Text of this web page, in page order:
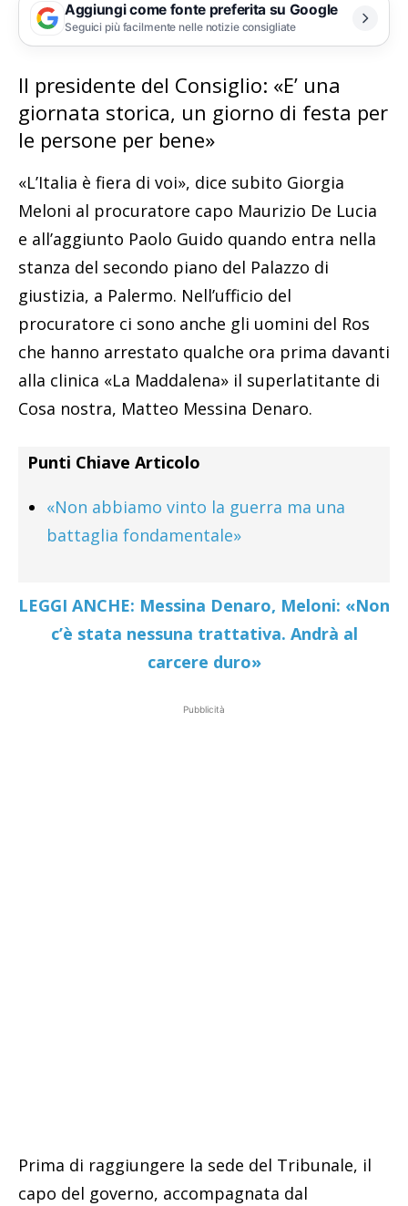
Aggiungi come fonte preferita su Google
Seguici più facilmente nelle notizie consigliate
Il presidente del Consiglio: «E’ una
giornata storica, un giorno di festa per
le persone per bene»
«L’Italia è fiera di voi», dice subito Giorgia
Meloni al procuratore capo Maurizio De Lucia
e all’aggiunto Paolo Guido quando entra nella
stanza del secondo piano del Palazzo di
giustizia, a Palermo. Nell’ufficio del
procuratore ci sono anche gli uomini del Ros
che hanno arrestato qualche ora prima davanti
alla clinica «La Maddalena» il superlatitante di
Cosa nostra, Matteo Messina Denaro.
Punti Chiave Articolo
«Non abbiamo vinto la guerra ma una
battaglia fondamentale»
LEGGI ANCHE: Messina Denaro, Meloni: «Non
c’è stata nessuna trattativa. Andrà al
carcere duro»
Pubblicità
Prima di raggiungere la sede del Tribunale, il
capo del governo, accompagnata dal